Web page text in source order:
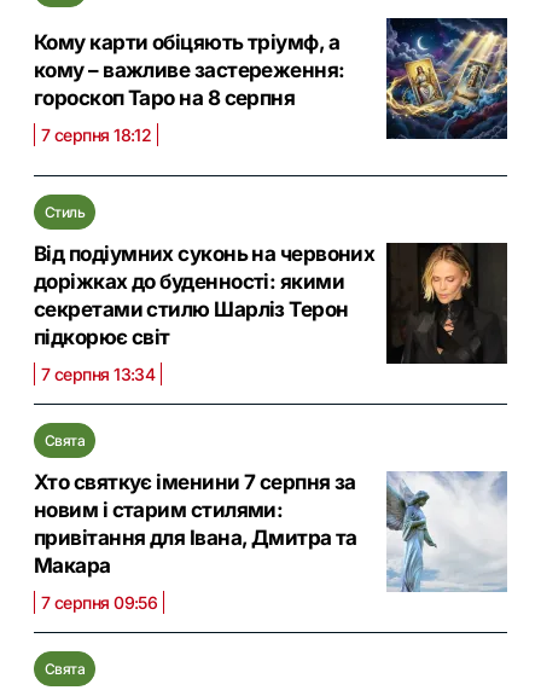
Кому карти обіцяють тріумф, а
кому – важливе застереження:
гороскоп Таро на 8 серпня
7 серпня 18:12
Стиль
Від подіумних суконь на червоних
доріжках до буденності: якими
секретами стилю Шарліз Терон
підкорює світ
7 серпня 13:34
Свята
Хто святкує іменини 7 серпня за
новим і старим стилями:
привітання для Івана, Дмитра та
Макара
7 серпня 09:56
Свята